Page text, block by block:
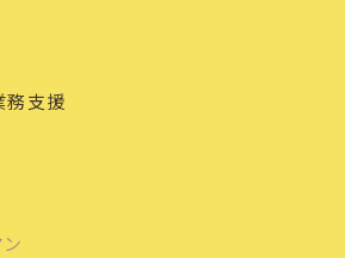
務支援